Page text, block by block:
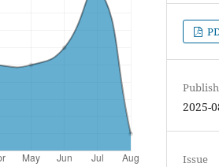
2025-
Issue